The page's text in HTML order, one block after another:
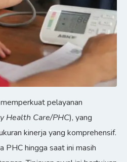
pelayanan
Health Care/PHC), yang
kinerja yang komprehensif.
PHC hingga saat ini masih